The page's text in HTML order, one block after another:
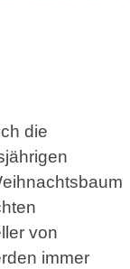
die
von
immer